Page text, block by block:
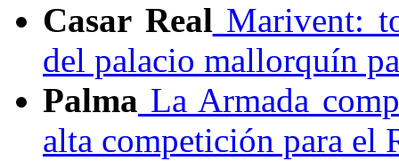
Casar Real Marivent:
del palacio mallorquín
Palma La Armada
alta competición para el